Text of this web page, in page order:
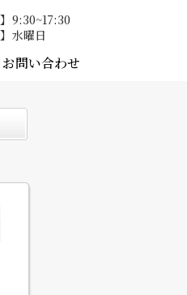
9:30~17:30
水曜日
お問い合わせ